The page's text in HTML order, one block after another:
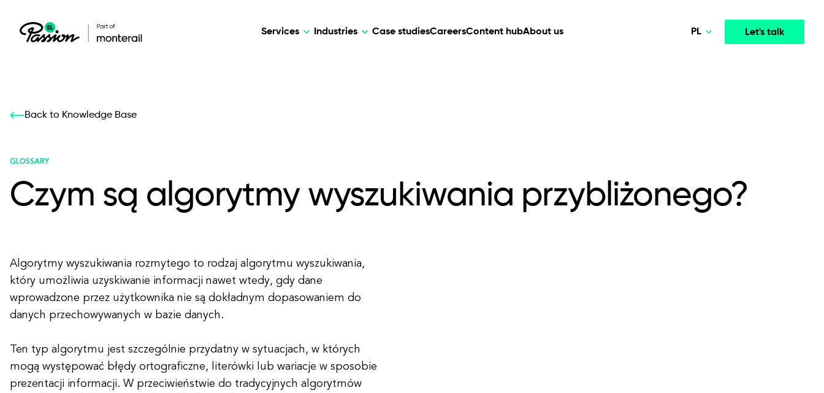
Services
Our services: build,
All services
Industries
Our services: build,
Case studiesCareersContent hubAbout us Let's talk
PL
Back to Knowledge Base
GLOSSARY
Czym są algorytmy wyszukiwania przybliżonego?
Algorytmy wyszukiwania rozmytego to rodzaj algorytmu wyszukiwania,
który umożliwia uzyskiwanie informacji nawet wtedy, gdy dane
wprowadzone przez użytkownika nie są dokładnym dopasowaniem do
danych przechowywanych w bazie danych.
Ten typ algorytmu jest szczególnie przydatny w sytuacjach, w których
mogą występować błędy ortograficzne, literówki lub wariacje w sposobie
prezentacji informacji. W przeciwieństwie do tradycyjnych algorytmów